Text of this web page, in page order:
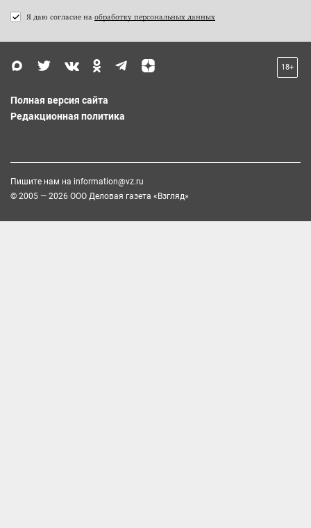
Я даю согласие на обработку персональных данных
18+
Полная версия сайта
Редакционная политика
Пишите нам на information@vz.ru
© 2005 — 2026 ООО Деловая газета «Взгляд»